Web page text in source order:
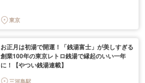
東京
お正月は初湯で開運！「銭湯富士」が美しすぎる
創業100年の東京レトロ銭湯で縁起のいい一年
に！【やつい銭湯連載】
三河島駅